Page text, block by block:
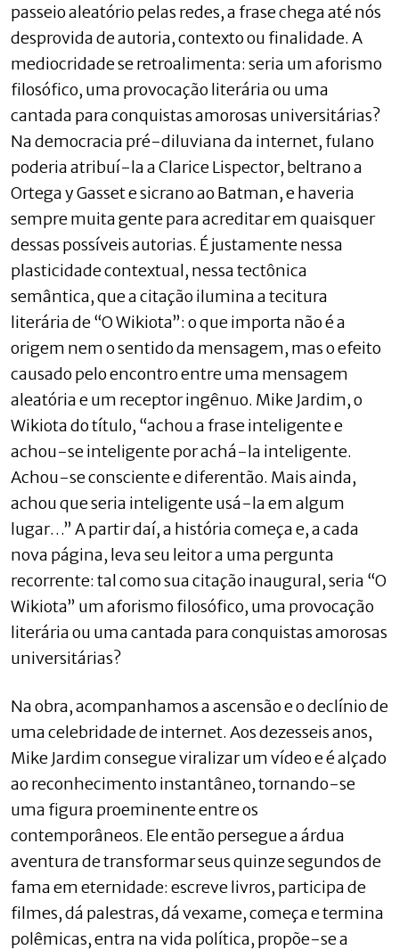
passeio aleatório pelas redes, a frase chega até nós
desprovida de autoria, contexto ou finalidade. A
mediocridade se retroalimenta: seria um aforismo
filosófico, uma provocação literária ou uma
cantada para conquistas amorosas universitárias?
Na democracia pré-diluviana da internet, fulano
poderia atribuí-la a Clarice Lispector, beltrano a
Ortega y Gasset e sicrano ao Batman, e haveria
sempre muita gente para acreditar em quaisquer
dessas possíveis autorias. É justamente nessa
plasticidade contextual, nessa tectônica
semântica, que a citação ilumina a tecitura
literária de “O Wikiota”: o que importa não é a
origem nem o sentido da mensagem, mas o efeito
causado pelo encontro entre uma mensagem
aleatória e um receptor ingênuo. Mike Jardim, o
Wikiota do título, “achou a frase inteligente e
achou-se inteligente por achá-la inteligente.
Achou-se consciente e diferentão. Mais ainda,
achou que seria inteligente usá-la em algum
lugar…” A partir daí, a história começa e, a cada
nova página, leva seu leitor a uma pergunta
recorrente: tal como sua citação inaugural, seria “O
Wikiota” um aforismo filosófico, uma provocação
literária ou uma cantada para conquistas amorosas
universitárias?
Na obra, acompanhamos a ascensão e o declínio de
uma celebridade de internet. Aos dezesseis anos,
Mike Jardim consegue viralizar um vídeo e é alçado
ao reconhecimento instantâneo, tornando-se
uma figura proeminente entre os
contemporâneos. Ele então persegue a árdua
aventura de transformar seus quinze segundos de
fama em eternidade: escreve livros, participa de
filmes, dá palestras, dá vexame, começa e termina
polêmicas, entra na vida política, propõe-se a